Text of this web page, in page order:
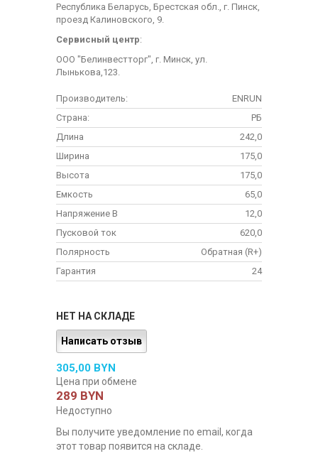
Республика Беларусь, Брестская обл., г. Пинск,
проезд Калиновского, 9.
Сервисный центр:
ООО "Белинвестторг", г. Минск, ул.
Лынькова,123.
Производитель:
ENRUN
Страна:
РБ
Длина
242,0
Ширина
175,0
Высота
175,0
Емкость
65,0
Напряжение В
12,0
Пусковой ток
620,0
Полярность
Обратная (R+)
Гарантия
24
НЕТ НА СКЛАДЕ
Написать отзыв
305,00 BYN
Цена при обмене
289 BYN
Недоступно
Вы получите уведомление по email, когда
этот товар появится на складе.